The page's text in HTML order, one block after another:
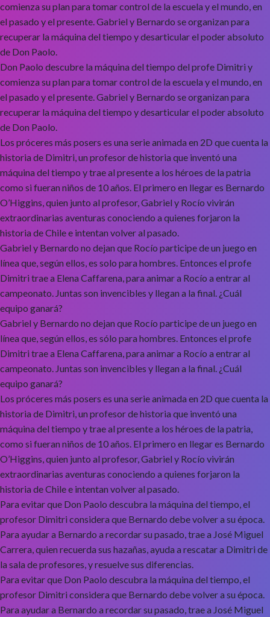
comienza su plan para tomar control de la escuela y el mundo, en
el pasado y el presente. Gabriel y Bernardo se organizan para
recuperar la máquina del tiempo y desarticular el poder absoluto
de Don Paolo.
Don Paolo descubre la máquina del tiempo del profe Dimitri y
comienza su plan para tomar control de la escuela y el mundo, en
el pasado y el presente. Gabriel y Bernardo se organizan para
recuperar la máquina del tiempo y desarticular el poder absoluto
de Don Paolo.
Los próceres más posers es una serie animada en 2D que cuenta la
historia de Dimitri, un profesor de historia que inventó una
máquina del tiempo y trae al presente a los héroes de la patria
como si fueran niños de 10 años. El primero en llegar es Bernardo
O’Higgins, quien junto al profesor, Gabriel y Rocío vivirán
extraordinarias aventuras conociendo a quienes forjaron la
historia de Chile e intentan volver al pasado.
Gabriel y Bernardo no dejan que Rocío participe de un juego en
línea que, según ellos, es solo para hombres. Entonces el profe
Dimitri trae a Elena Caffarena, para animar a Rocío a entrar al
campeonato. Juntas son invencibles y llegan a la final. ¿Cuál
equipo ganará?
Gabriel y Bernardo no dejan que Rocío participe de un juego en
línea que, según ellos, es sólo para hombres. Entonces el profe
Dimitri trae a Elena Caffarena, para animar a Rocío a entrar al
campeonato. Juntas son invencibles y llegan a la final. ¿Cuál
equipo ganará?
Los próceres más posers es una serie animada en 2D que cuenta la
historia de Dimitri, un profesor de historia que inventó una
máquina del tiempo y trae al presente a los héroes de la patria,
como si fueran niños de 10 años. El primero en llegar es Bernardo
O’Higgins, quien junto al profesor, Gabriel y Rocío vivirán
extraordinarias aventuras conociendo a quienes forjaron la
historia de Chile e intentan volver al pasado.
Para evitar que Don Paolo descubra la máquina del tiempo, el
profesor Dimitri considera que Bernardo debe volver a su época.
Para ayudar a Bernardo a recordar su pasado, trae a José Miguel
Carrera, quien recuerda sus hazañas, ayuda a rescatar a Dimitri de
la sala de profesores, y resuelve sus diferencias.
Para evitar que Don Paolo descubra la máquina del tiempo, el
profesor Dimitri considera que Bernardo debe volver a su época.
Para ayudar a Bernardo a recordar su pasado, trae a José Miguel